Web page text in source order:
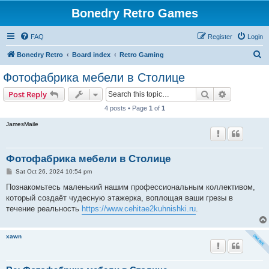
Bonedry Retro Games
FAQ Login
Register
Bonedry Retro Board index Retro Gaming
Фотофабрика мебели в Столице
Post Reply Search
4 posts • Page 1 of 1
JamesMaile
Фотофабрика мебели в Столице
P
s
Sat Oct 26, 2024 10:54 pm
Познакомьтесь маленький нашим профессиональным коллективом,
который создаёт чудесную этажерка, воплощая ваши грезы в
течение реальность https://www.cehitae2kuhnishki.ru.
xawn